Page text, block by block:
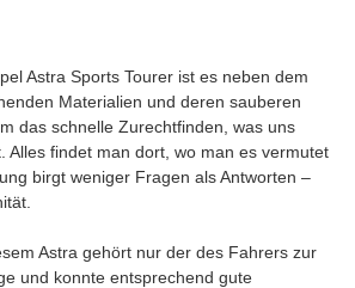
Astra Sports Tourer ist es neben dem
Materialien und deren sauberen
das schnelle Zurechtfinden, was uns
Alles findet man dort, wo man es vermutet
birgt weniger Fragen als Antworten –
Astra gehört nur der des Fahrers zur
und konnte entsprechend gute